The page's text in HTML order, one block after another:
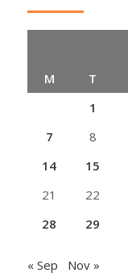
M
T
1
7
8
14
15
21
22
28
29
« Sep Nov »